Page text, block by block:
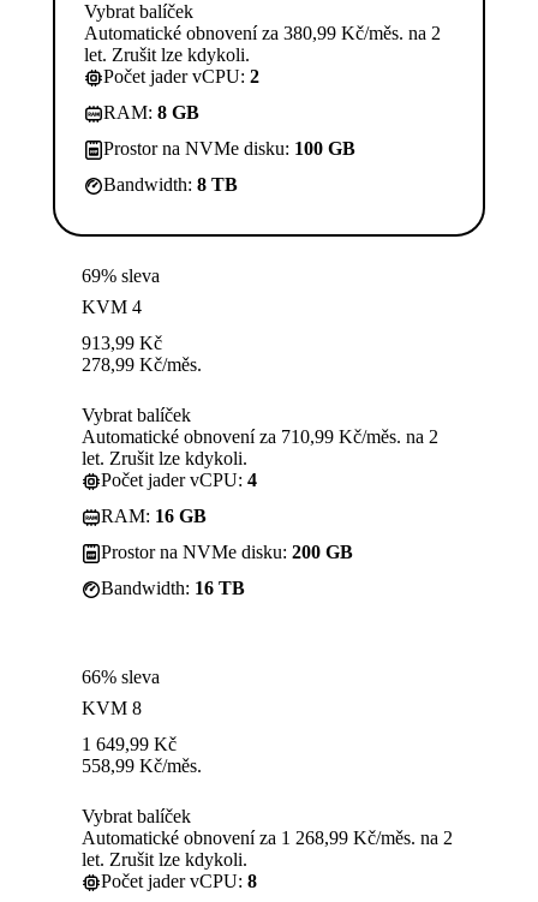
Vybrat balíček
Automatické obnovení za 380,99 Kč/měs. na 2
let. Zrušit lze kdykoli.
Počet jader vCPU: 2
RAM: 8 GB
Prostor na NVMe disku: 100 GB
Bandwidth: 8 TB
69% sleva
KVM 4
913,99 Kč
278,99 Kč/měs.
Vybrat balíček
Automatické obnovení za 710,99 Kč/měs. na 2
let. Zrušit lze kdykoli.
Počet jader vCPU: 4
RAM: 16 GB
Prostor na NVMe disku: 200 GB
Bandwidth: 16 TB
66% sleva
KVM 8
1 649,99 Kč
558,99 Kč/měs.
Vybrat balíček
Automatické obnovení za 1 268,99 Kč/měs. na 2
let. Zrušit lze kdykoli.
Počet jader vCPU: 8